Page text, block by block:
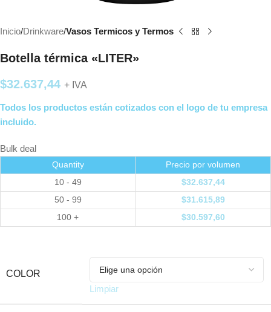
Inicio Drinkware Vasos Termicos y Termos
Botella térmica «LITER»
$32.637,44 + IVA
Todos los productos están cotizados con el logo de tu empresa
incluido.
Bulk deal
Quantity
Precio por volumen
10 - 49
$32.637,44
50 - 99
$31.615,89
100 +
$30.597,60
COLOR
Limpiar